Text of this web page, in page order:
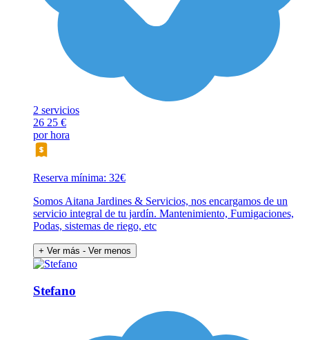
2 servicios
26 25 €
por hora
Reserva mínima: 32€
Somos Aitana Jardines & Servicios, nos encargamos de un
servicio integral de tu jardín. Mantenimiento, Fumigaciones,
Podas, sistemas de riego, etc
+ Ver más - Ver menos
Stefano